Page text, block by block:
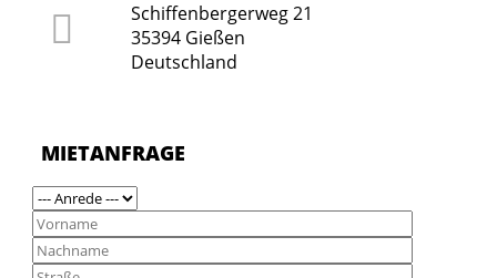
Schiffenbergerweg 21
35394 Gießen
Deutschland
MIETANFRAGE